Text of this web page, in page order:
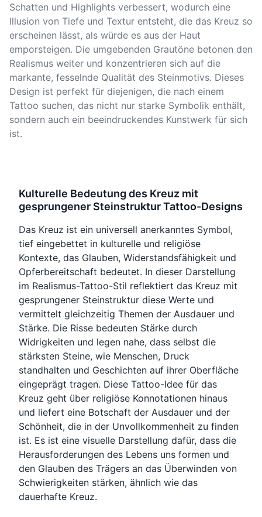
Schatten und Highlights verbessert, wodurch eine
Illusion von Tiefe und Textur entsteht, die das Kreuz so
erscheinen lässt, als würde es aus der Haut
emporsteigen. Die umgebenden Grautöne betonen den
Realismus weiter und konzentrieren sich auf die
markante, fesselnde Qualität des Steinmotivs. Dieses
Design ist perfekt für diejenigen, die nach einem
Tattoo suchen, das nicht nur starke Symbolik enthält,
sondern auch ein beeindruckendes Kunstwerk für sich
ist.
Kulturelle Bedeutung des Kreuz mit
gesprungener Steinstruktur Tattoo-Designs
Das Kreuz ist ein universell anerkanntes Symbol,
tief eingebettet in kulturelle und religiöse
Kontexte, das Glauben, Widerstandsfähigkeit und
Opferbereitschaft bedeutet. In dieser Darstellung
im Realismus-Tattoo-Stil reflektiert das Kreuz mit
gesprungener Steinstruktur diese Werte und
vermittelt gleichzeitig Themen der Ausdauer und
Stärke. Die Risse bedeuten Stärke durch
Widrigkeiten und legen nahe, dass selbst die
stärksten Steine, wie Menschen, Druck
standhalten und Geschichten auf ihrer Oberfläche
eingeprägt tragen. Diese Tattoo-Idee für das
Kreuz geht über religiöse Konnotationen hinaus
und liefert eine Botschaft der Ausdauer und der
Schönheit, die in der Unvollkommenheit zu finden
ist. Es ist eine visuelle Darstellung dafür, dass die
Herausforderungen des Lebens uns formen und
den Glauben des Trägers an das Überwinden von
Schwierigkeiten stärken, ähnlich wie das
dauerhafte Kreuz.